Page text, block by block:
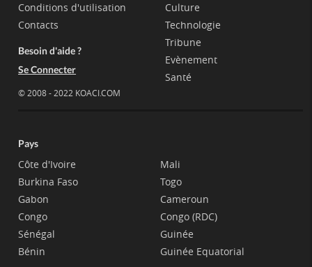
Conditions d'utilisation
Contacts
Besoin d'aide ?
Se Connecter
© 2008 - 2022 KOACI.COM
Culture
Technologie
Tribune
Evènement
Santé
Pays
Côte d'Ivoire
Burkina Faso
Gabon
Congo
Sénégal
Bénin
Mali
Togo
Cameroun
Congo (RDC)
Guinée
Guinée Equatorial